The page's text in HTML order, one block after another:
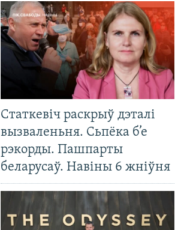
Статкевіч раскрыў дэталі
вызваленьня. Сьпёка б’е
рэкорды. Пашпарты
беларусаў. Навіны 6 жніўня